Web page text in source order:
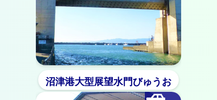
沼津港大型展望水門びゅうお